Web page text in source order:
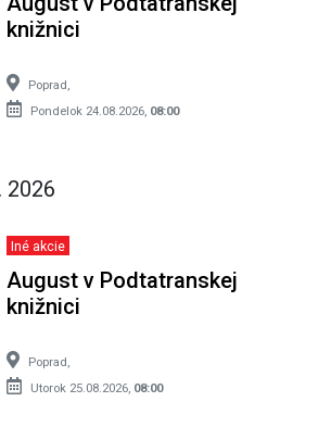
knižnici
Poprad,
Pondelok 24.08.2026, 08:00
2026
Iné akcie
August v Podtatranskej
knižnici
Poprad,
Utorok 25.08.2026, 08:00